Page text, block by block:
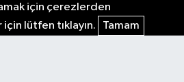
için çerezlerden
lütfen tıklayın.
Tamam